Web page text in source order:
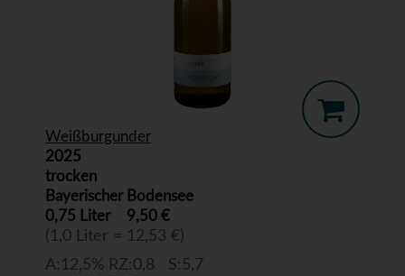
Weißburgunder
2025
trocken
Bayerischer Bodensee
0,75 Liter
9,50 €
(1,0 Liter = 12,53 €)
A:12,5% RZ:0,8 S:5,7